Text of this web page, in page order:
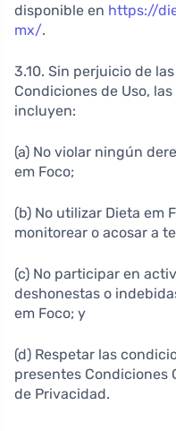
disponible en https://
mx/.
3.10. Sin perjuicio de
Condiciones de Uso,
incluyen:
(a) No violar ningún
em Foco;
(b) No utilizar Dieta em
monitorear o acosar a
(c) No participar en
deshonestas o
em Foco; y
(d) Respetar las
presentes Condiciones
de Privacidad.